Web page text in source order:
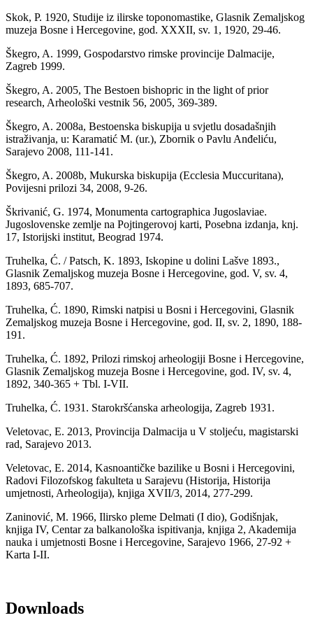
Skok, P. 1920, Studije iz ilirske toponomastike, Glasnik Zemaljskog
muzeja Bosne i Hercegovine, god. XXXII, sv. 1, 1920, 29-46.
Škegro, A. 1999, Gospodarstvo rimske provincije Dalmacije,
Zagreb 1999.
Škegro, A. 2005, The Bestoen bishopric in the light of prior
research, Arheološki vestnik 56, 2005, 369-389.
Škegro, A. 2008a, Bestoenska biskupija u svjetlu dosadašnjih
istraživanja, u: Karamatić M. (ur.), Zbornik o Pavlu Anđeliću,
Sarajevo 2008, 111-141.
Škegro, A. 2008b, Mukurska biskupija (Ecclesia Muccuritana),
Povijesni prilozi 34, 2008, 9-26.
Škrivanić, G. 1974, Monumenta cartographica Jugoslaviae.
Jugoslovenske zemlje na Pojtingerovoj karti, Posebna izdanja, knj.
17, Istorijski institut, Beograd 1974.
Truhelka, Ć. / Patsch, K. 1893, Iskopine u dolini Lašve 1893.,
Glasnik Zemaljskog muzeja Bosne i Hercegovine, god. V, sv. 4,
1893, 685-707.
Truhelka, Ć. 1890, Rimski natpisi u Bosni i Hercegovini, Glasnik
Zemaljskog muzeja Bosne i Hercegovine, god. II, sv. 2, 1890, 188-
191.
Truhelka, Ć. 1892, Prilozi rimskoj arheologiji Bosne i Hercegovine,
Glasnik Zemaljskog muzeja Bosne i Hercegovine, god. IV, sv. 4,
1892, 340-365 + Tbl. I-VII.
Truhelka, Ć. 1931. Starokršćanska arheologija, Zagreb 1931.
Veletovac, E. 2013, Provincija Dalmacija u V stoljeću, magistarski
rad, Sarajevo 2013.
Veletovac, E. 2014, Kasnoantičke bazilike u Bosni i Hercegovini,
Radovi Filozofskog fakulteta u Sarajevu (Historija, Historija
umjetnosti, Arheologija), knjiga XVII/3, 2014, 277-299.
Zaninović, M. 1966, Ilirsko pleme Delmati (I dio), Godišnjak,
knjiga IV, Centar za balkanološka ispitivanja, knjiga 2, Akademija
nauka i umjetnosti Bosne i Hercegovine, Sarajevo 1966, 27-92 +
Karta I-II.
Downloads